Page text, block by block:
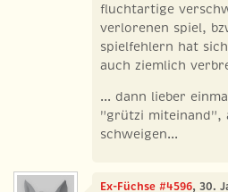
fluchtartige
verlorenen spiel,
spielfehlern hat
auch ziemlich
... dann lieber
"grützi miteinand",
schweigen...
Ex-Füchse #4596, 30.